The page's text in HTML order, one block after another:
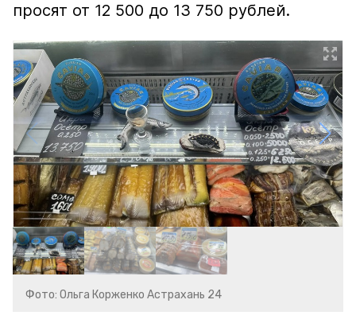
просят от 12 500 до 13 750 рублей.
Фото: Ольга Корженко Астрахань 24